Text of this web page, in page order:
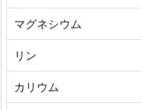
マグネシウム
リン
カリウム